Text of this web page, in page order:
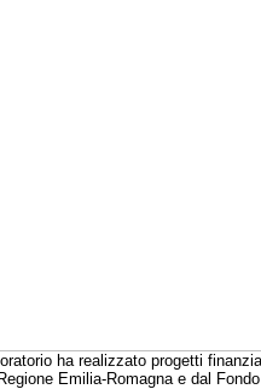
ha realizzato progetti
Emilia-Romagna e dal